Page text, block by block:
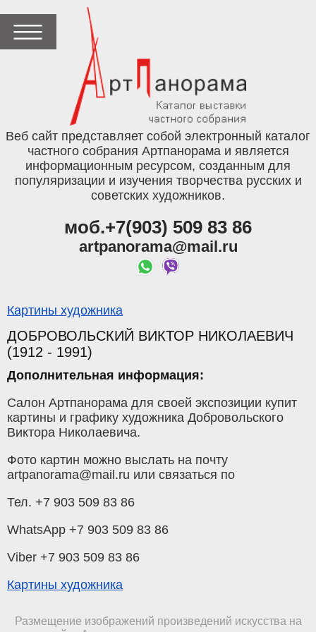
Веб сайт представляет собой электронный каталог
частного собрания Артпанорама и является
информационным ресурсом, созданным для
популяризации и изучения творчества русских и
советских художников.
моб.+7(903) 509 83 86
artpanorama@mail.ru
Картины художника
ДОБРОВОЛЬСКИЙ ВИКТОР НИКОЛАЕВИЧ
(1912 - 1991)
Дополнительная информация:
Салон Артпанорама для своей экспозиции купит
картины и графику художника Добровольского
Виктора Николаевича.
Фото картин можно выслать на почту
artpanorama@mail.ru или связаться по
Тел. +7 903 509 83 86
WhatsApp +7 903 509 83 86
Viber +7 903 509 83 86
Картины художника
Размещение изображений произведений искусства на